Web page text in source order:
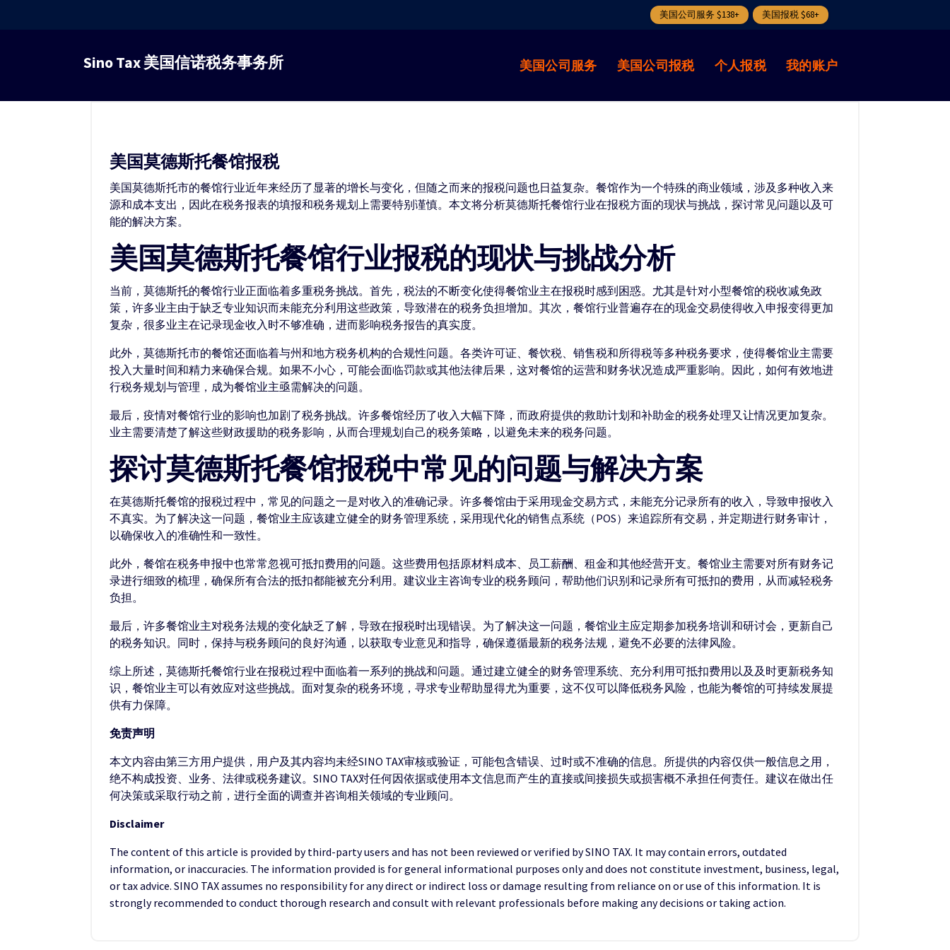
美国公司服务 $138+ 美国报税 $68+
容
Sino Tax 美国信诺税务事务所 美国公司服务 美国公司报税 个人报税 我的账户
美国莫德斯托餐馆报税
美国莫德斯托市的餐馆行业近年来经历了显著的增长与变化，但随之而来的报税问题也日益复杂。餐馆作为一个特殊的商业领域，涉及多种收入来
源和成本支出，因此在税务报表的填报和税务规划上需要特别谨慎。本文将分析莫德斯托餐馆行业在报税方面的现状与挑战，探讨常见问题以及可
能的解决方案。
美国莫德斯托餐馆行业报税的现状与挑战分析
当前，莫德斯托的餐馆行业正面临着多重税务挑战。首先，税法的不断变化使得餐馆业主在报税时感到困惑。尤其是针对小型餐馆的税收减免政
策，许多业主由于缺乏专业知识而未能充分利用这些政策，导致潜在的税务负担增加。其次，餐馆行业普遍存在的现金交易使得收入申报变得更加
复杂，很多业主在记录现金收入时不够准确，进而影响税务报告的真实度。
此外，莫德斯托市的餐馆还面临着与州和地方税务机构的合规性问题。各类许可证、餐饮税、销售税和所得税等多种税务要求，使得餐馆业主需要
投入大量时间和精力来确保合规。如果不小心，可能会面临罚款或其他法律后果，这对餐馆的运营和财务状况造成严重影响。因此，如何有效地进
行税务规划与管理，成为餐馆业主亟需解决的问题。
最后，疫情对餐馆行业的影响也加剧了税务挑战。许多餐馆经历了收入大幅下降，而政府提供的救助计划和补助金的税务处理又让情况更加复杂。
业主需要清楚了解这些财政援助的税务影响，从而合理规划自己的税务策略，以避免未来的税务问题。
探讨莫德斯托餐馆报税中常见的问题与解决方案
在莫德斯托餐馆的报税过程中，常见的问题之一是对收入的准确记录。许多餐馆由于采用现金交易方式，未能充分记录所有的收入，导致申报收入
不真实。为了解决这一问题，餐馆业主应该建立健全的财务管理系统，采用现代化的销售点系统（POS）来追踪所有交易，并定期进行财务审计，
以确保收入的准确性和一致性。
此外，餐馆在税务申报中也常常忽视可抵扣费用的问题。这些费用包括原材料成本、员工薪酬、租金和其他经营开支。餐馆业主需要对所有财务记
录进行细致的梳理，确保所有合法的抵扣都能被充分利用。建议业主咨询专业的税务顾问，帮助他们识别和记录所有可抵扣的费用，从而减轻税务
负担。
最后，许多餐馆业主对税务法规的变化缺乏了解，导致在报税时出现错误。为了解决这一问题，餐馆业主应定期参加税务培训和研讨会，更新自己
的税务知识。同时，保持与税务顾问的良好沟通，以获取专业意见和指导，确保遵循最新的税务法规，避免不必要的法律风险。
综上所述，莫德斯托餐馆行业在报税过程中面临着一系列的挑战和问题。通过建立健全的财务管理系统、充分利用可抵扣费用以及及时更新税务知
识，餐馆业主可以有效应对这些挑战。面对复杂的税务环境，寻求专业帮助显得尤为重要，这不仅可以降低税务风险，也能为餐馆的可持续发展提
供有力保障。
免责声明
本文内容由第三方用户提供，用户及其内容均未经SINO TAX审核或验证，可能包含错误、过时或不准确的信息。所提供的内容仅供一般信息之用，
绝不构成投资、业务、法律或税务建议。SINO TAX对任何因依据或使用本文信息而产生的直接或间接损失或损害概不承担任何责任。建议在做出任
何决策或采取行动之前，进行全面的调查并咨询相关领域的专业顾问。
Disclaimer
The content of this article is provided by third-party users and has not been reviewed or verified by SINO TAX. It may contain errors, outdated
information, or inaccuracies. The information provided is for general informational purposes only and does not constitute investment, business, legal,
or tax advice. SINO TAX assumes no responsibility for any direct or indirect loss or damage resulting from reliance on or use of this information. It is
strongly recommended to conduct thorough research and consult with relevant professionals before making any decisions or taking action.